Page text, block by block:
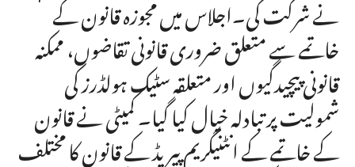
نے شرکت کی۔اجلاس میں مجوزہ قانون کے
خاتمے سے متعلق ضروری قانونی تقاضوں، ممکنہ
قانونی پیچیدگیوں اور متعلقہ سٹیک ہولڈرز کی
شمولیت پر تبادلہ خیال کیا گیا۔ کمیٹی نے قانون
کے خاتمے کے انٹنیگریم پیریڈ کے قانون کا مختلف